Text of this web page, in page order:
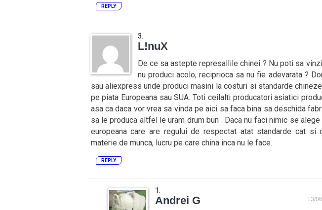
REPLY
L!nuX
De ce sa astepte represallile chinei ? Nu poti sa
nu produci acolo, reciprioca sa nu fie adevarata ?
sau aliexpress unde produci masini la costuri si standarde
pe piata Europeana sau SUA. Toti ceilalti producatori asiatici
asa ca daca vor vrea sa vinda pe aici sa faca bina sa deschida
sa le produca altfel le uram drum bun . Daca nu faci nimic se
europeana care are regului de respectat atat standarde cat si
materie de munca, lucru pe care china inca nu le face.
REPLY
Andrei G 13/